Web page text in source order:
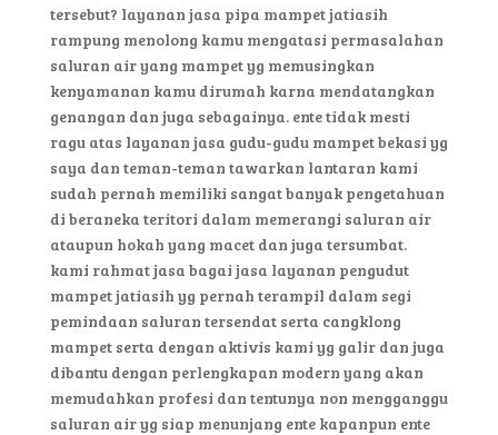
tersebut? layanan jasa pipa mampet jatiasih
rampung menolong kamu mengatasi permasalahan
saluran air yang mampet yg memusingkan
kenyamanan kamu dirumah karna mendatangkan
genangan dan juga sebagainya. ente tidak mesti
ragu atas layanan jasa gudu-gudu mampet bekasi yg
saya dan teman-teman tawarkan lantaran kami
sudah pernah memiliki sangat banyak pengetahuan
di beraneka teritori dalam memerangi saluran air
ataupun hokah yang macet dan juga tersumbat.
kami rahmat jasa bagai jasa layanan pengudut
mampet jatiasih yg pernah terampil dalam segi
pemindaan saluran tersendat serta cangklong
mampet serta dengan aktivis kami yg galir dan juga
dibantu dengan perlengkapan modern yang akan
memudahkan profesi dan tentunya non mengganggu
saluran air yg siap menunjang ente kapanpun ente